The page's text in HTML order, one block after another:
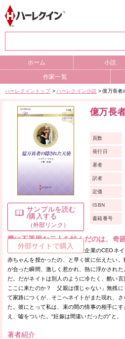
ホーム 小説
作家一覧
ハーレクイントップ ハーレクイン小説 億万長者
サンプルを読む
/購入する
（外部リンク）
外部サイトで購入
億万長
愛に不器用な二人を結んだのは、奇
テスはその日、緊張しながら大企業のCEOネ
赤ちゃんを授かったの、と早く彼に伝えたい
が合った瞬間、激しく惹かれ、熱に浮かされ
だ。だがネイトは別人のように冷たく、酷い
ここに来たのか？ 父親は僕じゃない」無残
て家路につくが、そこへネイトがまた現れ、
た。彼にとって私は、束の間の情事の相手に
え、嘘をついた。“妊娠は間違いだったの”と。
頁数
発行日
著者
訳者
定価
ISBN
書籍番号
著者紹介